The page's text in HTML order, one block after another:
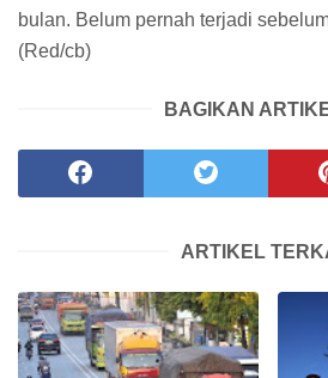
bulan. Belum pernah terjadi
(Red/cb)
BAGIKAN
ARTIKEL